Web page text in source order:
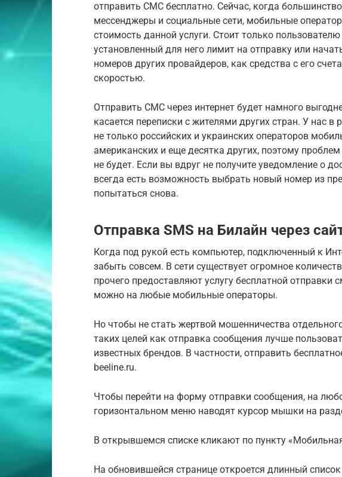
отправить СМС бесплатно. Сейчас, когда
мессенджеры и социальные сети, мобильные
стоимость данной услуги. Стоит только
установленный для него лимит на отправку или
номеров других провайдеров, как средства с его
скоростью.
Отправить СМС через интернет будет намного
касается переписки с жителями других стран. У нас
не только российских и украинских операторов
американских и еще десятка других, поэтому
не будет. Если вы вдруг не получите уведомление о
всегда есть возможность выбрать новый номер из
попытаться снова.
Отправка SMS на Билайн через
Когда под рукой есть компьютер, подключенный к
забыть совсем. В сети существует огромное
прочего предоставляют услугу бесплатной отправки
можно на любые мобильные операторы.
Но чтобы не стать жертвой мошенничества
таких целей как отправка сообщения лучше
известных брендов. В частности, отправить
beeline.ru.
Чтобы перейти на форму отправки сообщения, на
горизонтальном меню наводят курсор мышки на
В открывшемся списке кликают по пункту
На обновившейся странице откроется длинный